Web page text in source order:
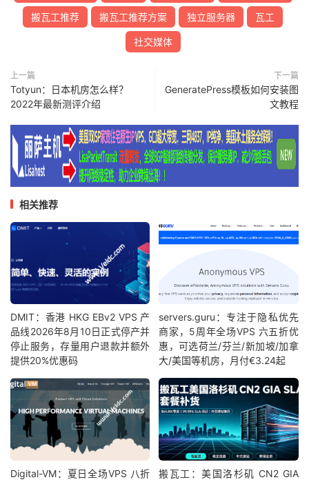
搬瓦工推荐 搬瓦工推荐方案 独立服务器 瓦工
社交媒体
上一篇
Totyun：日本机房怎么样？
2022年最新测评介绍
下一篇
GeneratePress模板如何安装图
文教程
相关推荐
DMIT：香港 HKG EBv2 VPS 产
品线2026年8月10日正式停产并
停止服务，存量用户退款并额外
提供20%优惠码
servers.guru：专注于隐私优先
商家，5周年全场VPS 六五折优
惠，可选荷兰/芬兰/新加坡/加拿
大/美国等机房，月付€3.24起
Digital-VM：夏日全场VPS 八折
搬瓦工：美国洛杉矶 CN2 GIA